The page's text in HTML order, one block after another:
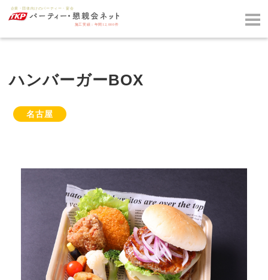
ハンバーガーBOX
名古屋